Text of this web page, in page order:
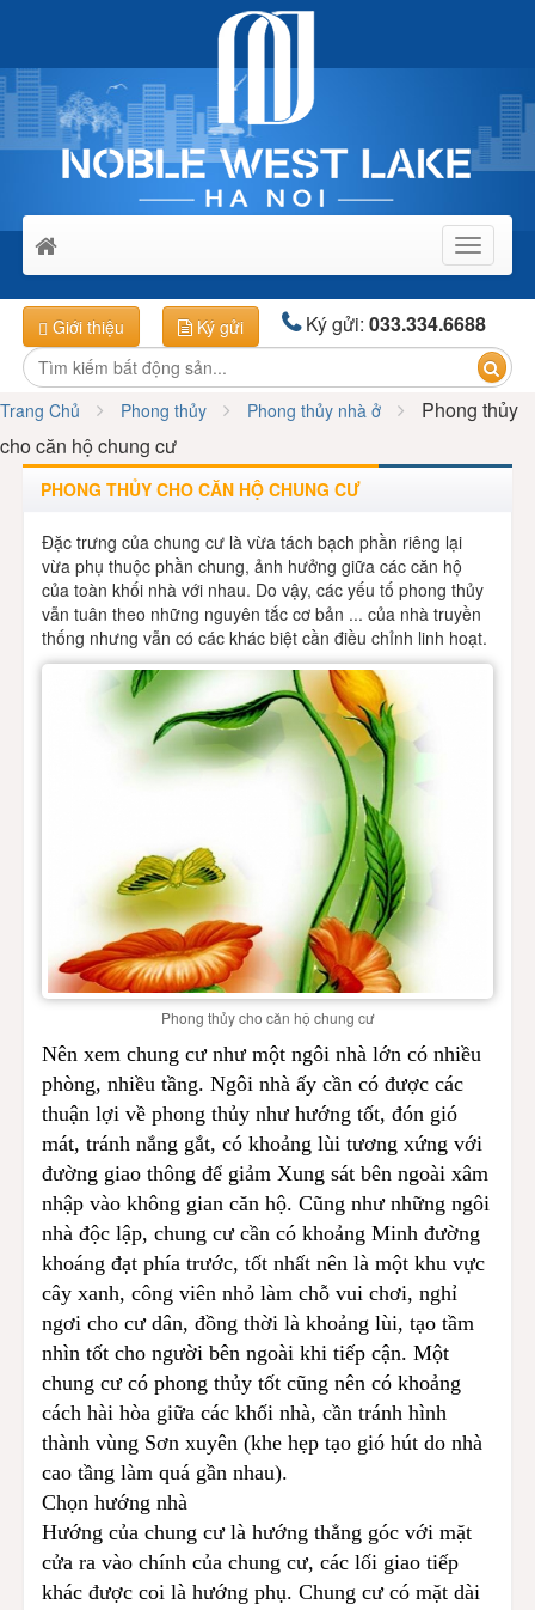
Toggle
Giới thiệu Ký gửi Ký gửi:033.334.6688
Trang Chủ Phong thủy Phong thủy nhà ở
Phong thủy
cho căn hộ chung cư
PHONG THỦY CHO CĂN HỘ CHUNG CƯ
Đặc trưng của chung cư là vừa tách bạch phần riêng lại
vừa phụ thuộc phần chung, ảnh hưởng giữa các căn hộ
của toàn khối nhà với nhau. Do vậy, các yếu tố phong thủy
vẫn tuân theo những nguyên tắc cơ bản ... của nhà truyền
thống nhưng vẫn có các khác biệt cần điều chỉnh linh hoạt.
Phong thủy cho căn hộ chung cư
Nên xem chung cư như một ngôi nhà lớn có nhiều
phòng, nhiều tầng. Ngôi nhà ấy cần có được các
thuận lợi về phong thủy như hướng tốt, đón gió
mát, tránh nắng gắt, có khoảng lùi tương xứng với
đường giao thông để giảm Xung sát bên ngoài xâm
nhập vào không gian căn hộ. Cũng như những ngôi
nhà độc lập, chung cư cần có khoảng Minh đường
khoáng đạt phía trước, tốt nhất nên là một khu vực
cây xanh, công viên nhỏ làm chỗ vui chơi, nghỉ
ngơi cho cư dân, đồng thời là khoảng lùi, tạo tầm
nhìn tốt cho người bên ngoài khi tiếp cận. Một
chung cư có phong thủy tốt cũng nên có khoảng
cách hài hòa giữa các khối nhà, cần tránh hình
thành vùng Sơn xuyên (khe hẹp tạo gió hút do nhà
cao tầng làm quá gần nhau).
Chọn hướng nhà
Hướng của chung cư là hướng thẳng góc với mặt
cửa ra vào chính của chung cư, các lối giao tiếp
khác được coi là hướng phụ. Chung cư có mặt dài